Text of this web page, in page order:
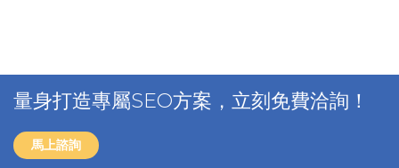
量身打造專屬SEO方案，立刻免費洽詢！
馬上諮詢